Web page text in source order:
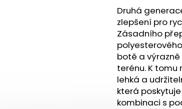
z
5
hvězdiček.
Druhá
zlepšení pro
Zásadního
botě a
terénu. K
lehká a
která
kombinaci s